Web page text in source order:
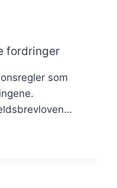
fordringer
som